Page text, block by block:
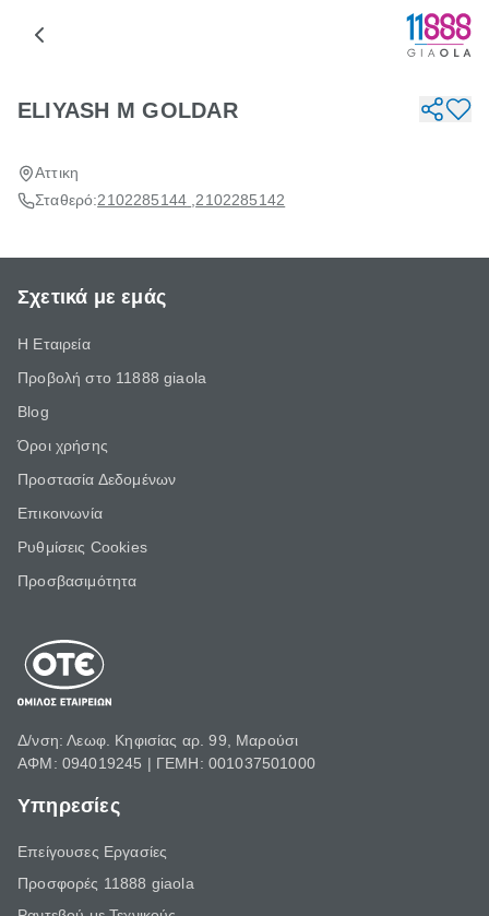
ELIYASH M GOLDAR
Αττικη
Σταθερό:2102285144 2102285142
Σχετικά με εμάς
Η Εταιρεία
Προβολή στο 11888 giaola
Blog
Όροι χρήσης
Προστασία Δεδομένων
Επικοινωνία
Ρυθμίσεις Cookies
Προσβασιμότητα
Δ/νση: Λεωφ. Κηφισίας αρ. 99, Μαρούσι
ΑΦΜ: 094019245 | ΓΕΜΗ: 001037501000
Υπηρεσίες
Επείγουσες Εργασίες
Προσφορές 11888 giaola